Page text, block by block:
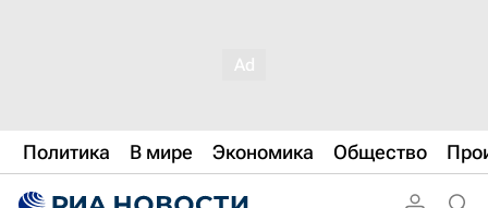
Политика В мире Экономика Общество